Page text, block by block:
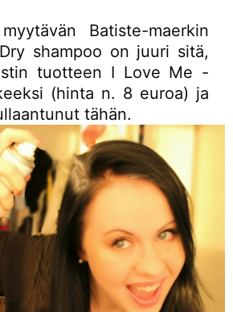
Batiste-maerkin
shampoo on juuri sitä,
tuotteen I Love Me -
(hinta n. 8 euroa) ja
tähän.